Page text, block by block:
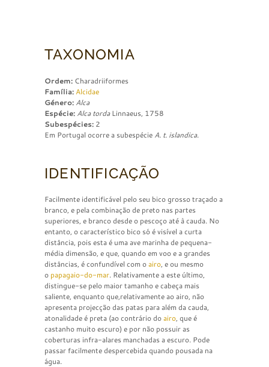
TAXONOMIA
Ordem: Charadriiformes
Família: Alcidae
Género: Alca
Espécie: Alca tordaLinnaeus, 1758
Subespécies: 2
Em Portugal ocorre a subespécie A. t. islandica.
IDENTIFICAÇÃO
Facilmente identificável pelo seu bico grosso traçado a
branco, e pela combinação de preto nas partes
superiores, e branco desde o pescoço até à cauda. No
entanto, o característico bico só é visível a curta
distância, pois esta é uma ave marinha de pequena-
média dimensão, e que, quando em voo e a grandes
distâncias, é confundível com oairo, e ou mesmo
o papagaio-do-mar. Relativamente a este último,
distingue-se pelo maior tamanho e cabeça mais
saliente, enquanto que,relativamente ao airo, não
apresenta projecção das patas para além da cauda,
atonalidade é preta (ao contrário doairo, que é
castanho muito escuro) e por não possuir as
coberturas infra-alares manchadas a escuro. Pode
passar facilmente despercebida quando pousada na
água.